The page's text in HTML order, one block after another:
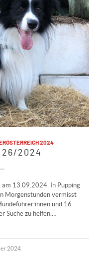
2024
26/2024
13.09.2024. In Pupping
Morgenstunden vermisst
und 16
Suche zu helfen.…
2024